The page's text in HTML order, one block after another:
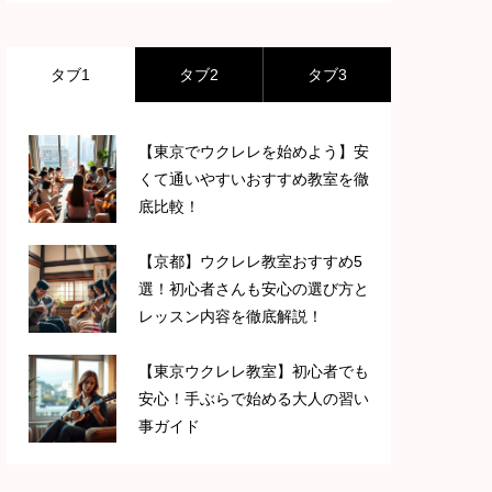
タブ1 タブ2 タブ3
【東京でウクレレを始めよう】安
くて通いやすいおすすめ教室を徹
底比較！
【京都】ウクレレ教室おすすめ5
選！初心者さんも安心の選び方と
レッスン内容を徹底解説！
【東京ウクレレ教室】初心者でも
安心！手ぶらで始める大人の習い
事ガイド